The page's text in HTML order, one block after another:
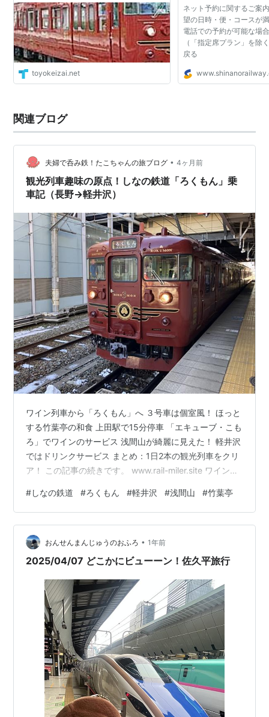
toyokeizai.net
ネット予約に関するご案
望の日時・便・コースが
電話での予約が可能な場
（「指定席プラン」を除
戻る
関連ブログ
夫婦で呑み鉄！たこちゃんの旅ブログ • 4ヶ月前
観光列車趣味の原点！しなの鉄道「ろくもん」乗
車記（長野→軽井沢）
ワイン列車から「ろくもん」へ ３号車は個室風！ ほっと
する竹葉亭の和食 上田駅で15分停車 「エキューブ・こも
ろ」でワインのサービス 浅間山が綺麗に見えた！ 軽井沢
ではドリンクサービス まとめ：1日2本の観光列車をクリ
ア！ この記事の続きです。 www.rail-miler.site ワイン列
列車」を降りた呑み鉄たこちゃん夫婦はそのまましなの
鉄道の「ろくもん」に乗り換えました。 湯田中11:20→長
野12:30 北信濃ワインバレー列車（長野電鉄） 長野
13:35→軽井沢14:48 ろくもん（しなの鉄道） しなの鉄
道の事務所で受付！ 「ろくもん…
#しなの鉄道 #ろくもん #軽井沢 #浅間山 #竹葉亭
おんせんまんじゅうのおふろ • 1年前
2025/04/07 どこかにビューーン！佐久平旅行